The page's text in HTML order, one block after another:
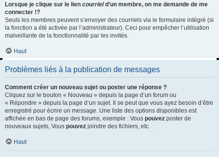
Lorsque je clique sur le lien courrield’un membre, on me demande de me
connecter !?
Seuls les membres peuvent s’envoyer des courriels via le formulaire intégré (si
la fonction a été activée par l’administrateur). Ceci pour empêcher l’utilisation
malveillante de la fonctionnalité par les invités.
Haut
Problèmes liés à la publication de messages
Comment créer un nouveau sujet ou poster une réponse ?
Cliquez sur le bouton « Nouveau » depuis la page d’un forum ou
« Répondre » depuis la page d’un sujet. Il se peut que vous ayez besoin d’être
enregistré pour écrire un message. Une liste des options disponibles est
affichée en bas de page des forums, exemple : Vous pouvez poster de
nouveaux sujets, Vous pouvez joindre des fichiers, etc.
Haut